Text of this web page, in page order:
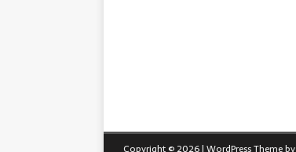
Copyright © 2026 | WordPress Theme by